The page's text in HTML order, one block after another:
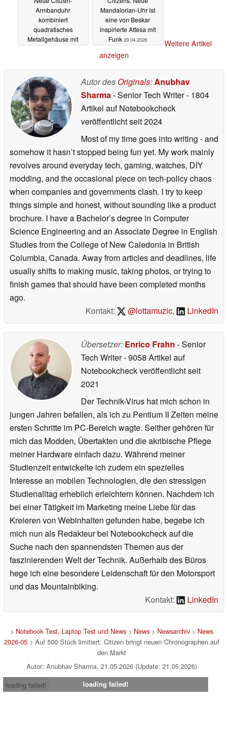
Armbanduhr
kombiniert
quadratisches
Metallgehäuse mit
Mandalorian-Uhr ist
eine von Beskar
inspirierte Attesa mit
Funk 29.04.2026
Weitere Artikel
anzeigen
Autor des Originals: Anubhav
Sharma - Senior Tech Writer- 1804
Artikel auf Notebookcheck
veröffentlichtseit 2024
Most of my time goes into writing - and
somehow it hasn’t stopped being fun yet. My work mainly
revolves around everyday tech, gaming, watches, DIY
modding, and the occasional piece on tech-policy chaos
when companies and governments clash. I try to keep
things simple and honest, without sounding like a product
brochure. I have a Bachelor’s degree in Computer
Science Engineering and an Associate Degree in English
Studies from the College of New Caledonia in British
Columbia, Canada. Away from articles and deadlines, life
usually shifts to making music, taking photos, or trying to
finish games that should have been completed months
ago.
Kontakt:
@lottamuzic, LinkedIn
Übersetzer: Enrico Frahn - Senior
Tech Writer- 9058 Artikel auf
Notebookcheck veröffentlichtseit
2021
Der Technik-Virus hat mich schon in
jungen Jahren befallen, als ich zu Pentium II Zeiten meine
ersten Schritte im PC-Bereich wagte. Seither gehören für
mich das Modden, Übertakten und die akribische Pflege
meiner Hardware einfach dazu. Während meiner
Studienzeit entwickelte ich zudem ein spezielles
Interesse an mobilen Technologien, die den stressigen
Studienalltag erheblich erleichtern können. Nachdem ich
bei einer Tätigkeit im Marketing meine Liebe für das
Kreieren von Webinhalten gefunden habe, begebe ich
mich nun als Redakteur bei Notebookcheck auf die
Suche nach den spannendsten Themen aus der
faszinierenden Welt der Technik. Außerhalb des Büros
hege ich eine besondere Leidenschaft für den Motorsport
und das Mountainbiking.
Kontakt:
LinkedIn
> Notebook Test, Laptop Test und News> News> Newsarchiv> News
2026-05> Auf 500 Stück limitiert: Citizen bringt neuen Chronographen auf
den Markt
Autor: Anubhav Sharma, 21.05.2026 (Update: 21.05.2026)
loading failed!
loading failed!